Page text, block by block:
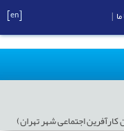
اجتماعی شهر تهران)